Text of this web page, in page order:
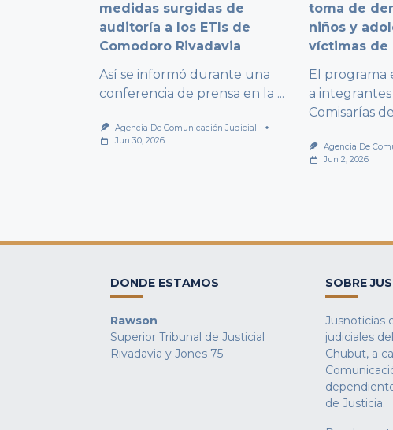
medidas surgidas de
auditoría a los ETIs de
Comodoro Rivadavia
Así se informó durante una
conferencia de prensa en la ...
Agencia De Comunicación Judicial
Jun 30, 2026
toma de
niños y
víctimas de
El programa
a integrantes
Comisarías de
Agencia De
Jun 2, 2026
DONDE ESTAMOS
Rawson
Superior Tribunal de Justicial
Rivadavia y Jones 75
SOBRE
Jusnoticias
judiciales
Chubut, a
de Justicia.